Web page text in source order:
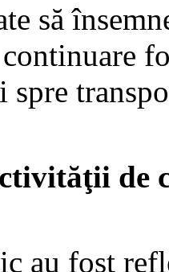
să
spre
de
au fost